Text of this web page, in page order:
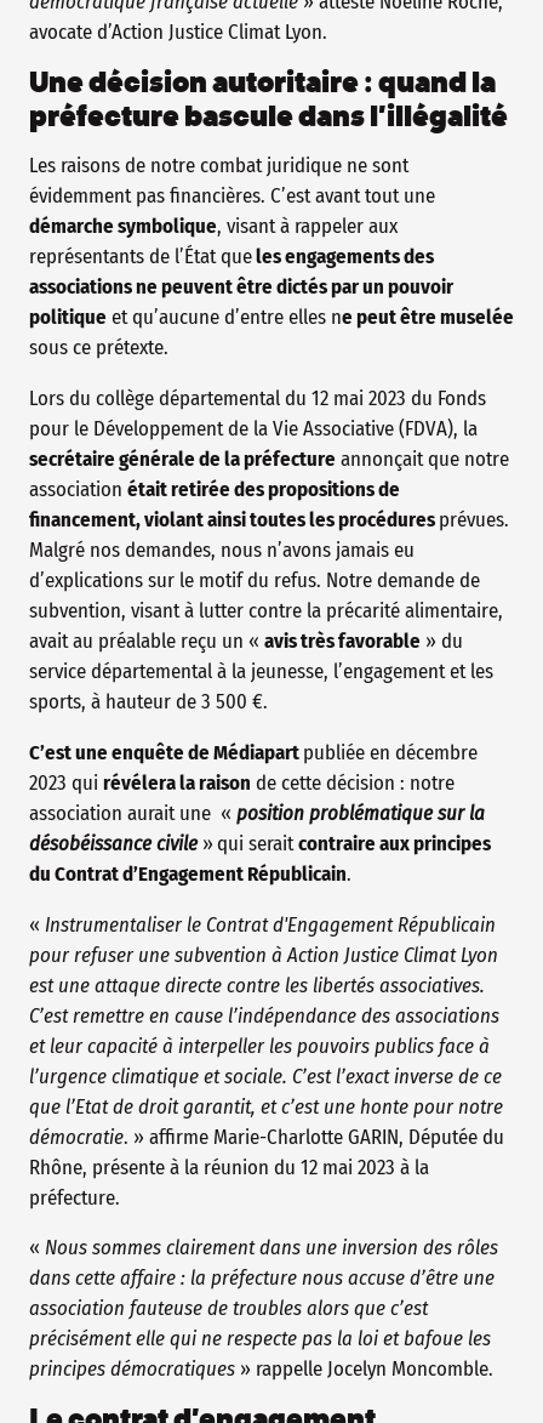
avocate d’Action Justice Climat Lyon.
Une décision autoritaire : quand la
préfecture bascule dans l’illégalité
Les raisons de notre combat juridique ne sont
évidemment pas financières. C’est avant tout une
démarche symbolique, visant à rappeler aux
représentants de l’État queles engagements des
associations ne peuvent être dictés par un pouvoir
politique et qu’aucune d’entre elles ne peut être muselée
sous ce prétexte.
Lors du collège départemental du 12 mai 2023 du Fonds
pour le Développement de la Vie Associative (FDVA), la
secrétaire générale de la préfecture annonçait que notre
association était retirée des propositions de
financement, violant ainsi toutes les procédures prévues.
Malgré nos demandes, nous n’avons jamais eu
d’explications sur le motif du refus. Notre demande de
subvention, visant à lutter contre la précarité alimentaire,
avait au préalable reçu un « avis très favorable » du
service départemental à la jeunesse, l’engagement et les
sports, à hauteur de 3 500 €.
C’est une enquête de Médiapart publiée en décembre
2023 qui révélera la raison de cette décision : notre
association aurait une « position problématique sur la
désobéissance civile» qui serait contraire aux principes
du Contrat d’Engagement Républicain.
« Instrumentaliser le Contrat d'Engagement Républicain
pour refuser une subvention à Action Justice Climat Lyon
est une attaque directe contre les libertés associatives.
C’est remettre en cause l’indépendance des associations
et leur capacité à interpeller les pouvoirs publics face à
l’urgence climatique et sociale. C’est l’exact inverse de ce
que l’Etat de droit garantit, et c’est une honte pour notre
démocratie. » affirme Marie-Charlotte GARIN, Députée du
Rhône, présente à la réunion du 12 mai 2023 à la
préfecture.
« Nous sommes clairement dans une inversion des rôles
dans cette affaire : la préfecture nous accuse d’être une
association fauteuse de troubles alors que c’est
précisément elle qui ne respecte pas la loi et bafoue les
principes démocratiques » rappelle Jocelyn Moncomble.